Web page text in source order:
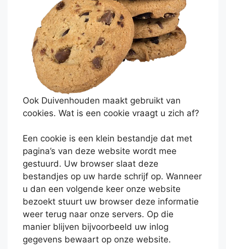
Ook Duivenhouden maakt gebruikt van
cookies. Wat is een cookie vraagt u zich af?
Een cookie is een klein bestandje dat met
pagina’s van deze website wordt mee
gestuurd. Uw browser slaat deze
bestandjes op uw harde schrijf op. Wanneer
u dan een volgende keer onze website
bezoekt stuurt uw browser deze informatie
weer terug naar onze servers. Op die
manier blijven bijvoorbeeld uw inlog
gegevens bewaart op onze website.